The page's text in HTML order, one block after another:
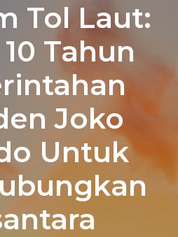
Tol Laut:
Tahun
Joko
Untuk